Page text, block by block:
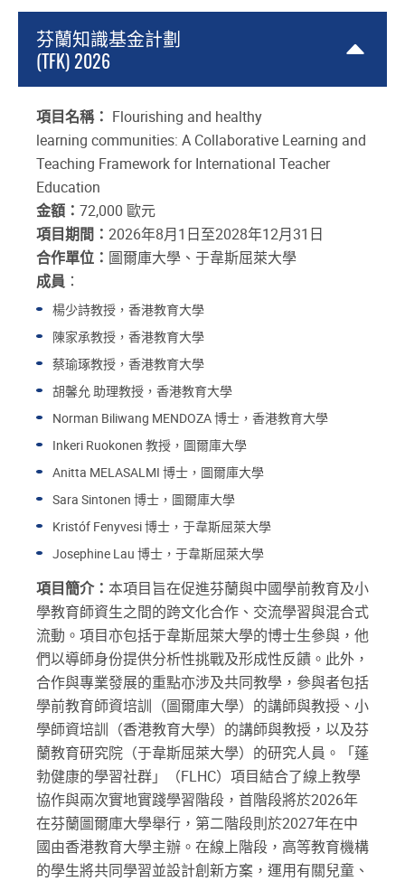
芬蘭知識基金計劃
(TFK) 2026
項目名稱： Flourishing and healthy
learning communities: A Collaborative Learning and
Teaching Framework for International Teacher
Education
金額： 72,000 歐元
項目期間： 2026年8月1日至2028年12月31日
合作單位： 圖爾庫大學、于韋斯屈萊大學
成員 ：
楊少詩教授，香港教育大學
陳家承教授，香港教育大學
蔡瑜琢教授，香港教育大學
胡馨允 助理教授，香港教育大學
Norman Biliwang MENDOZA 博士，香港教育大學
Inkeri Ruokonen 教授，圖爾庫大學
Anitta MELASALMI 博士，圖爾庫大學
Sara Sintonen 博士，圖爾庫大學
Kristóf Fenyvesi 博士，于韋斯屈萊大學
Josephine Lau 博士，于韋斯屈萊大學
項目簡介： 本項目旨在促進芬蘭與中國學前教育及小
學教育師資生之間的跨文化合作、交流學習與混合式
流動。項目亦包括于韋斯屈萊大學的博士生參與，他
們以導師身份提供分析性挑戰及形成性反饋。此外，
合作與專業發展的重點亦涉及共同教學，參與者包括
學前教育師資培訓（圖爾庫大學）的講師與教授、小
學師資培訓（香港教育大學）的講師與教授，以及芬
蘭教育研究院（于韋斯屈萊大學）的研究人員。「蓬
勃健康的學習社群」（FLHC）項目結合了線上教學
協作與兩次實地實踐學習階段，首階段將於2026年
在芬蘭圖爾庫大學舉行，第二階段則於2027年在中
國由香港教育大學主辦。在線上階段，高等教育機構
的學生將共同學習並設計創新方案，運用有關兒童、